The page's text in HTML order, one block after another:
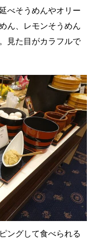
べそうめんやオリー
ん、レモンそうめん
見た目がカラフルで
ングして食べられる